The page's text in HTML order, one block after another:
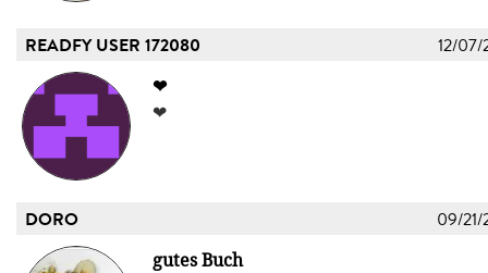
READFY USER 172080 12/07/
❤
❤
DORO 09/21/
gutes Buch